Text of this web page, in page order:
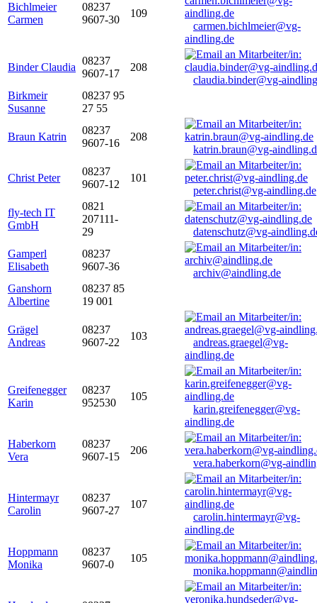
Bichlmeier
Carmen
08237
9607-30
109
carmen.bichlmeier@vg-
aindling.de
Binder Claudia
08237
9607-17
208
claudia.binder@vg-
Birkmeir
Susanne
08237 95
27 55
Braun Katrin
08237
9607-16
208
katrin.braun@vg-
Christ Peter
08237
9607-12
101
peter.christ@vg-aindling.de
fly-tech IT
GmbH
0821
207111-
29
datenschutz@vg-
Gamperl
Elisabeth
08237
9607-36
archiv@aindling.de
Ganshorn
Albertine
08237 85
19 001
Grägel
Andreas
08237
9607-22
103
andreas.graegel@vg-
aindling.de
Greifenegger
Karin
08237
952530
105
karin.greifenegger@vg-
aindling.de
Haberkorn
Vera
08237
9607-15
206
vera.haberkorn@vg-
Hintermayr
Carolin
08237
9607-27
107
carolin.hintermayr@vg-
aindling.de
Hoppmann
Monika
08237
9607-0
105